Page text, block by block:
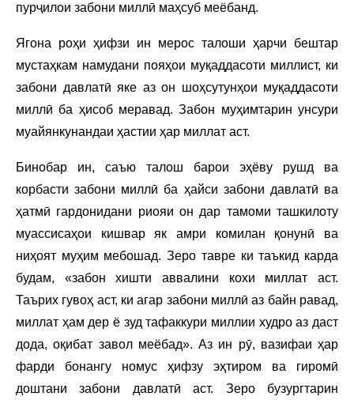
пурҷилои забони миллӣ маҳсуб меёбанд.
Ягона роҳи ҳифзи ин мерос талоши ҳарчи бештар
мустаҳкам намудани пояҳои муқаддасоти миллист, ки
забони давлатӣ яке аз он шоҳсутунҳои муқаддасоти
миллӣ ба ҳисоб меравад. Забон муҳимтарин унсури
муайянкунандаи ҳастии ҳар миллат аст.
Бинобар ин, саъю талош барои эҳёву рушд ва
корбасти забони миллӣ ба ҳайси забони давлатӣ ва
ҳатмӣ гардонидани риояи он дар тамоми ташкилоту
муассисаҳои кишвар як амри комилан қонунӣ ва
ниҳоят муҳим мебошад. Зеро тавре ки таъкид карда
будам, «забон хишти аввалини кохи миллат аст.
Таърих гувоҳ аст, ки агар забони миллӣ аз байн равад,
миллат ҳам дер ё зуд тафаккури миллии худро аз даст
дода, оқибат завол меёбад». Аз ин рӯ, вазифаи ҳар
фарди бонангу номус ҳифзу эҳтиром ва гиромӣ
доштани забони давлатӣ аст. Зеро бузургтарин